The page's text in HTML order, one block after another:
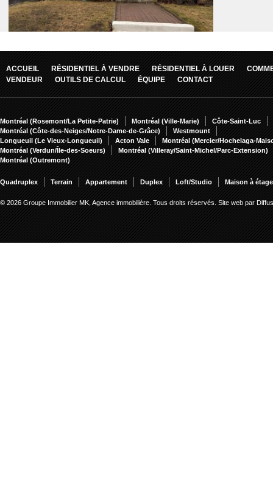
ACCUEIL RÉSIDENTIEL À VENDRE RÉSIDENTIEL À LOUER
VENDEUR
OUTILS DE CALCUL ÉQUIPE CONTACT
Montréal (Rosemont/La Petite-Patrie) Montréal (Ville-Marie)
Côte-Saint-Luc
Montréal (Côte-des-Neiges/Notre-Dame-de-Grâce)
Westmount
Longueuil (Le Vieux-Longueuil)
Acton Vale
Montréal (Mercier/Hochelaga-
Montréal (Verdun/Île-des-Soeurs)
Montréal (Villeray/Saint-Michel/Parc-Extension)
Montréal (Outremont)
Quadruplex Terrain Appartement Duplex Loft/Studio Maison à
© 2026 Groupe Immobilier MK, Agence immobilière. Tous droits réservés. Site web par